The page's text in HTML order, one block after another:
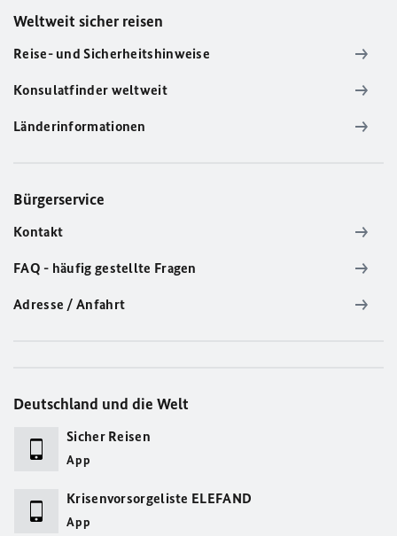
Weltweit sicher reisen
Reise- und Sicherheitshinweise
Konsulatfinder weltweit
Länderinformationen
Bürgerservice
Kontakt
FAQ - häufig gestellte Fragen
Adresse / Anfahrt
Deutschland und die Welt
Sicher Reisen
App
Krisenvorsorgeliste ELEFAND
App